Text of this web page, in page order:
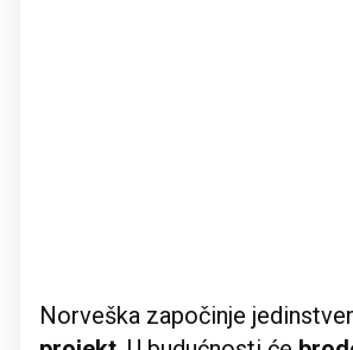
Norveška započinje